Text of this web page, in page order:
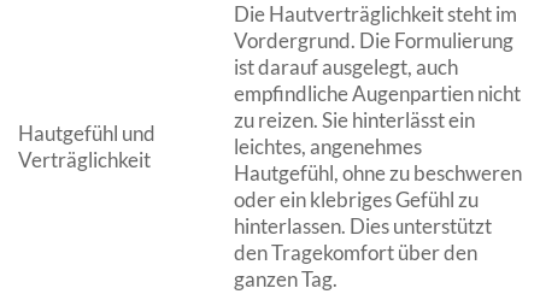
Hautgefühl und
Verträglichkeit
Die Hautverträglichkeit steht im
Vordergrund. Die Formulierung
ist darauf ausgelegt, auch
empfindliche Augenpartien nicht
zu reizen. Sie hinterlässt ein
leichtes, angenehmes
Hautgefühl, ohne zu beschweren
oder ein klebriges Gefühl zu
hinterlassen. Dies unterstützt
den Tragekomfort über den
ganzen Tag.